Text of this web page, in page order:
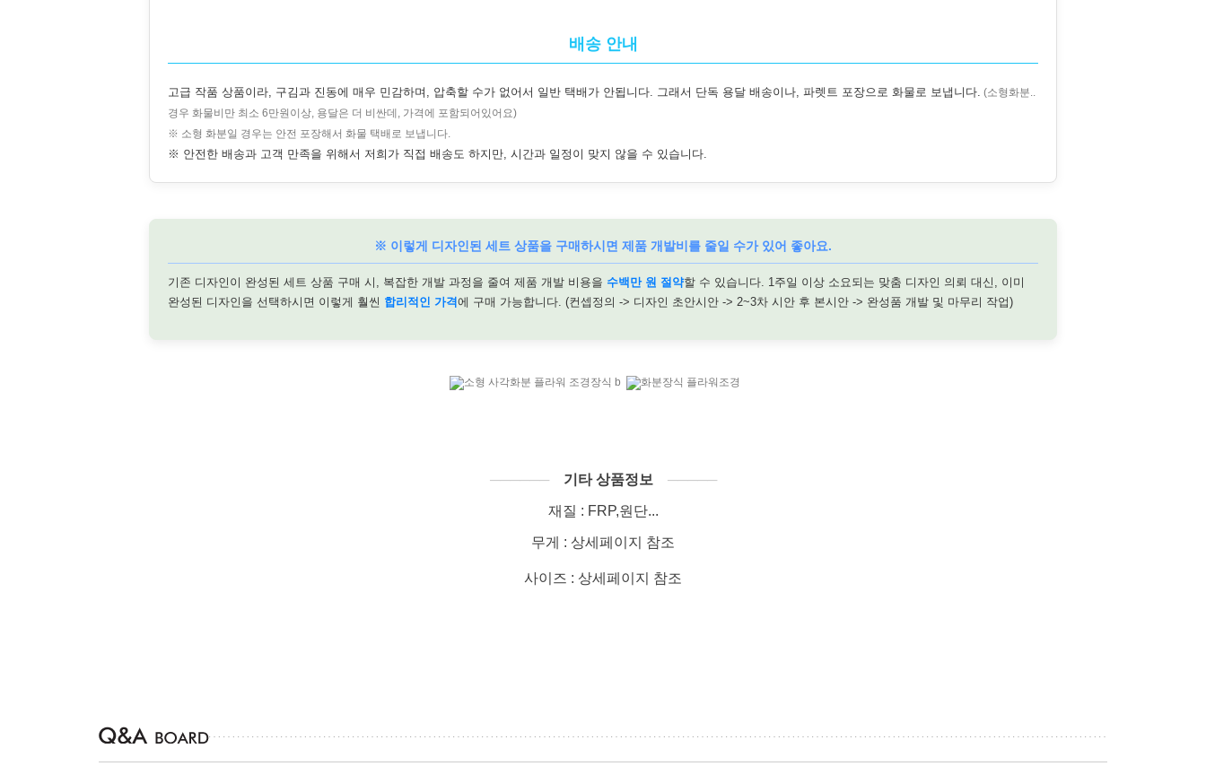
배송 안내
고급 작품 상품이라, 구김과 진동에 매우 민감하며, 압축할 수가 없어서 일반 택배가 안됩니다. 그래서 단독 용달 배송이나, 파렛트 포장으로 화물로 보냅니다. (소형화분..
경우 화물비만 최소 6만원이상, 용달은 더 비싼데, 가격에 포함되어있어요)
※ 소형 화분일 경우는 안전 포장해서 화물 택배로 보냅니다.
※ 안전한 배송과 고객 만족을 위해서 저희가 직접 배송도 하지만, 시간과 일정이 맞지 않을 수 있습니다.
※ 이렇게 디자인된 세트 상품을 구매하시면 제품 개발비를 줄일 수가 있어 좋아요.
기존 디자인이 완성된 세트 상품 구매 시, 복잡한 개발 과정을 줄여 제품 개발 비용을 수백만 원 절약할 수 있습니다. 1주일 이상 소요되는 맞춤 디자인 의뢰 대신, 이미
완성된 디자인을 선택하시면 이렇게 훨씬 합리적인 가격에 구매 가능합니다. (컨셉정의 -> 디자인 초안시안 -> 2~3차 시안 후 본시안 -> 완성품 개발 및 마무리 작업)
────── 기타 상품정보 ─────
재질 : FRP,원단...
무게 : 상세페이지 참조
사이즈 : 상세페이지 참조